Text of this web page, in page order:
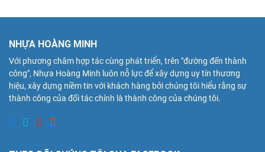
NHỰA HOÀNG MINH
Với phương châm hợp tác cùng phát triển, trên "đường đến thành
công", Nhựa Hoàng Minh luôn nỗ lực để xây dựng uy tín thương
hiệu, xây dựng niềm tin với khách hàng bởi chúng tôi hiểu rằng sự
thành công của đối tác chính là thành công của chúng tôi.